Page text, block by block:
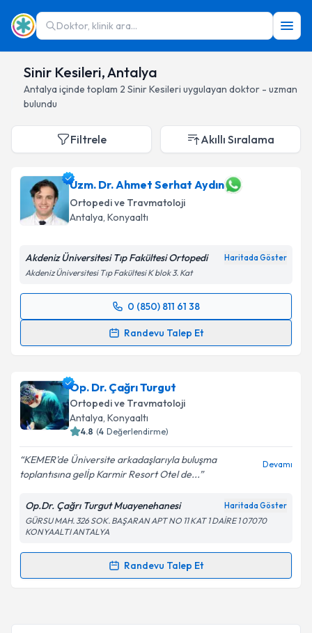
Doktor, klinik ara...
Sinir Kesileri, Antalya
Antalya içinde toplam 2 Sinir Kesileri uygulayan doktor - uzman
bulundu
Filtrele Akıllı Sıralama
Uzm. Dr. Ahmet Serhat Aydın
Ortopedi ve Travmatoloji
Antalya, Konyaaltı
Akdeniz Üniversitesi Tıp Fakültesi Ortopedi Haritada Göster
Akdeniz Üniversitesi Tıp Fakültesi K blok 3. Kat
0 (850) 811 61 38
Randevu Talep Et
Randevu Takvimi Talebi
için bir takvim hazırlandığında e-posta ile
bilgilendireceğiz.
E-posta Adresiniz
Metni'ni okudum ve kişisel verilerimin belirtilen
kapsamda işlenmesini kabul ediyorum.
Takvim Talebini Gönder
Op. Dr. Çağrı Turgut
Ortopedi ve Travmatoloji
Antalya, Konyaaltı
4.8 (4 Değerlendirme)
KEMER'de Üniversite arkadaşlarıyla buluşma
toplantısına gelİp Karmir Resort Otel de...
Devamı
Op.Dr. Çağrı Turgut Muayenehanesi Haritada Göster
GÜRSU MAH. 326 SOK. BAŞARAN APT NO 11 KAT 1 DAİRE 1 07070
KONYAALTI ANTALYA
Randevu Talep Et
Randevu Takvimi Talebi